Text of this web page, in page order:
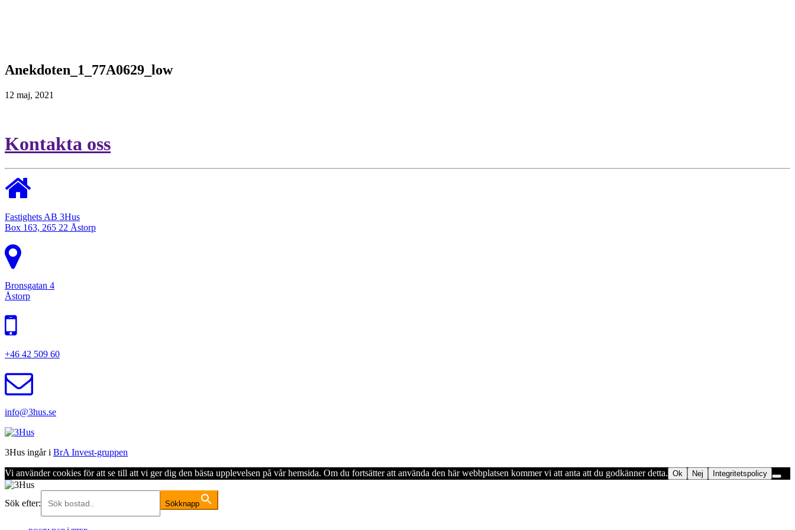
Anekdoten_1_77A0629_low
12 maj, 2021
Kontakta oss
Fastighets AB 3Hus
Box 163, 265 22 Åstorp
Bronsgatan 4
Åstorp
+46 42 509 60
info@3hus.se
3Hus ingår i BrA Invest-gruppen
Vi använder cookies för att se till att vi ger dig den bästa upplevelsen på vår hemsida. Om du fortsätter att använda den här webbplatsen kommer vi att anta att du godkänner detta. Ok Nej Integritetspolicy
Sök efter: Sökknapp